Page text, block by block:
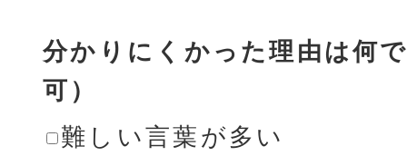
分かりにくかった理由は何
可）
難しい言葉が多い